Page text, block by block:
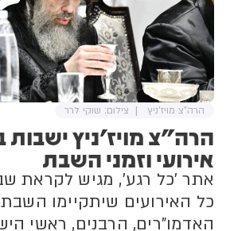
הרה"צ מויז'ניץ ישבות
אירועי וזמני השבת
אתר 'כל רגע', מגיש לקראת
כל האירועים שיתקיימו
האדמו"רים, הרבנים, ראשי
הרה"צ מויז'ניץ צילום: שוקי לרר